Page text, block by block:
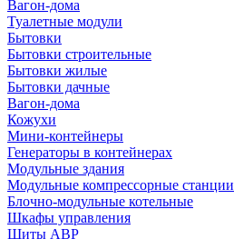
Вагон-дома
Туалетные модули
Бытовки
Бытовки строительные
Бытовки жилые
Бытовки дачные
Вагон-дома
Кожухи
Мини-контейнеры
Генераторы в контейнерах
Модульные здания
Модульные компрессорные станции
Блочно-модульные котельные
Шкафы управления
Щиты АВР